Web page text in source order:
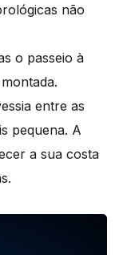
não
o passeio à
entre as
pequena. A
a sua costa